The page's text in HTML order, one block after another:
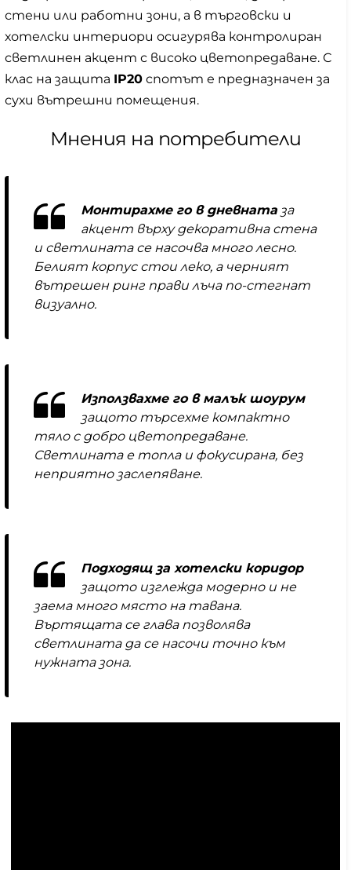
стени или работни зони, а в търговски и
хотелски интериори осигурява контролиран
светлинен акцент с високо цветопредаване. С
клас на защита IP20 спотът е предназначен за
сухи вътрешни помещения.
Мнения на потребители
Монтирахме го в дневната за
акцент върху декоративна стена
и светлината се насочва много лесно.
Белият корпус стои леко, а черният
вътрешен ринг прави лъча по-стегнат
визуално.
Използвахме го в малък шоурум
защото търсехме компактно
тяло с добро цветопредаване.
Светлината е топла и фокусирана, без
неприятно заслепяване.
Подходящ за хотелски коридор
защото изглежда модерно и не
заема много място на тавана.
Въртящата се глава позволява
светлината да се насочи точно към
нужната зона.